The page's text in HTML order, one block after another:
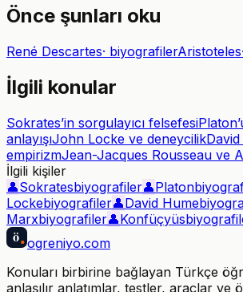
Önce şunları oku
René Descartes· biyografilerAristoteles·
İlgili konular
Sokrates’in sorgulayıcı felsefesi
anlayışıJohn Locke ve deneycilik
empirizmJean-Jacques Rousseau ve
İlgili kişiler
👤Sokratesbiyografiler👤Platon
Lockebiyografiler👤David Hume
Marxbiyografiler👤Konfüçyüs
ö ogreniyo.com
Konuları birbirine bağlayan Türkçe
anlaşılır anlatımlar, testler, araçlar ve